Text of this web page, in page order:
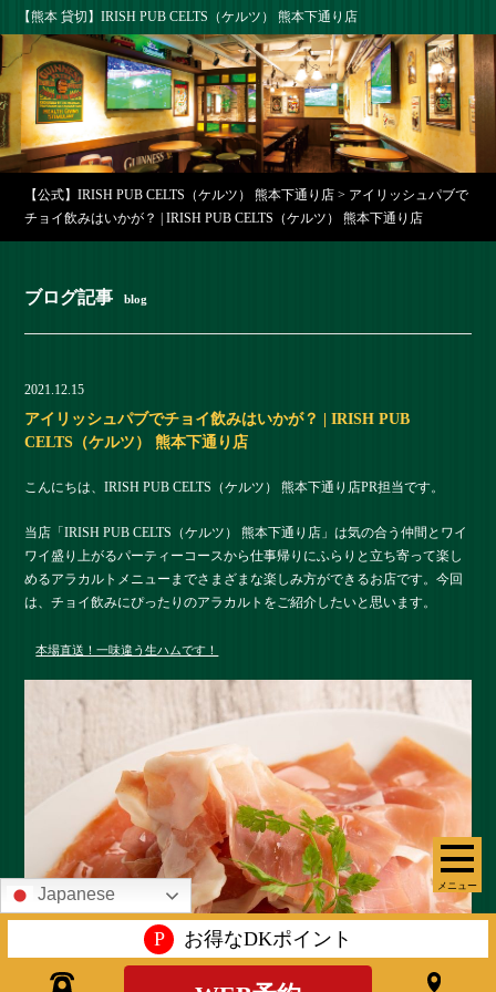
【熊本 貸切】IRISH PUB CELTS（ケルツ） 熊本下通り店
メニュー
【公式】IRISH PUB CELTS（ケルツ） 熊本下通り店 > アイリッシュパブで
チョイ飲みはいかが？ | IRISH PUB CELTS（ケルツ） 熊本下通り店
ブログ記事 blog
2021.12.15
アイリッシュパブでチョイ飲みはいかが？ | IRISH PUB
CELTS（ケルツ） 熊本下通り店
こんにちは、IRISH PUB CELTS（ケルツ） 熊本下通り店PR担当です。
当店「IRISH PUB CELTS（ケルツ） 熊本下通り店」は気の合う仲間とワイ
ワイ盛り上がるパーティーコースから仕事帰りにふらりと立ち寄って楽し
めるアラカルトメニューまでさまざまな楽しみ方ができるお店です。今回
は、チョイ飲みにぴったりのアラカルトをご紹介したいと思います。
本場直送！一味違う生ハムです！
Japanese
P お得なDKポイント